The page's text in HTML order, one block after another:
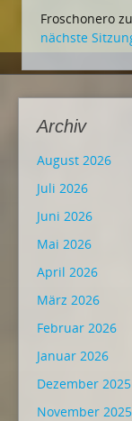
Froschonero zu
nächste
Archiv
August 2026
Juli 2026
Juni 2026
Mai 2026
April 2026
März 2026
Februar 2026
Januar 2026
Dezember 2025
November 2025